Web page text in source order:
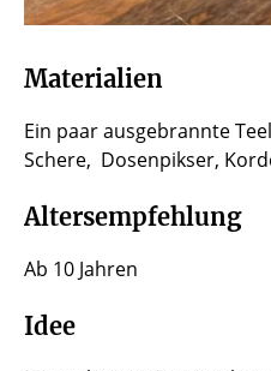
Materialien
Ein paar ausgebrannte
Schere, Dosenpikser,
Altersempfehlung
Ab 10 Jahren
Idee